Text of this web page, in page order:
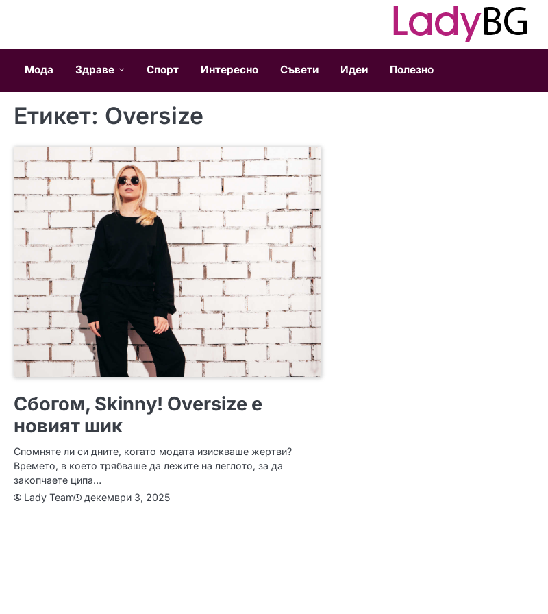
Мода Здраве Спорт Интересно Съвети Идеи Полезно
Етикет: Oversize
Сбогом, Skinny! Oversize е
новият шик
Спомняте ли си дните, когато модата изискваше жертви?
Времето, в което трябваше да лежите на леглото, за да
закопчаете ципа…
Lady Team
декември 3, 2025